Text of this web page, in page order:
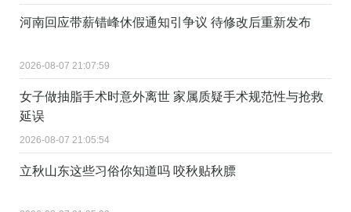
河南回应带薪错峰休假通知引争议 待修改后重新发布
2026-08-07 21:07:59
女子做抽脂手术时意外离世 家属质疑手术规范性与抢救
延误
2026-08-07 21:05:54
立秋山东这些习俗你知道吗 咬秋贴秋膘